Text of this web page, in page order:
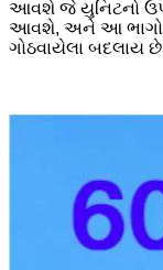
આવશે જે યુનિટનો
આવશે, અને આ ભાગો,
ગોઠવાયેલા બદલાય